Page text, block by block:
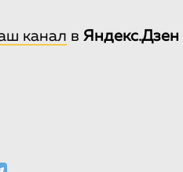
канал в Яндекс.Дзен